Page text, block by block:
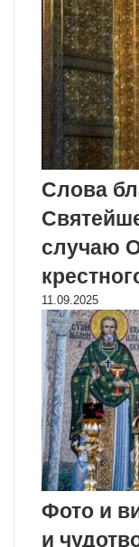
Слова
случаю
11.09.2025
Фото и
и